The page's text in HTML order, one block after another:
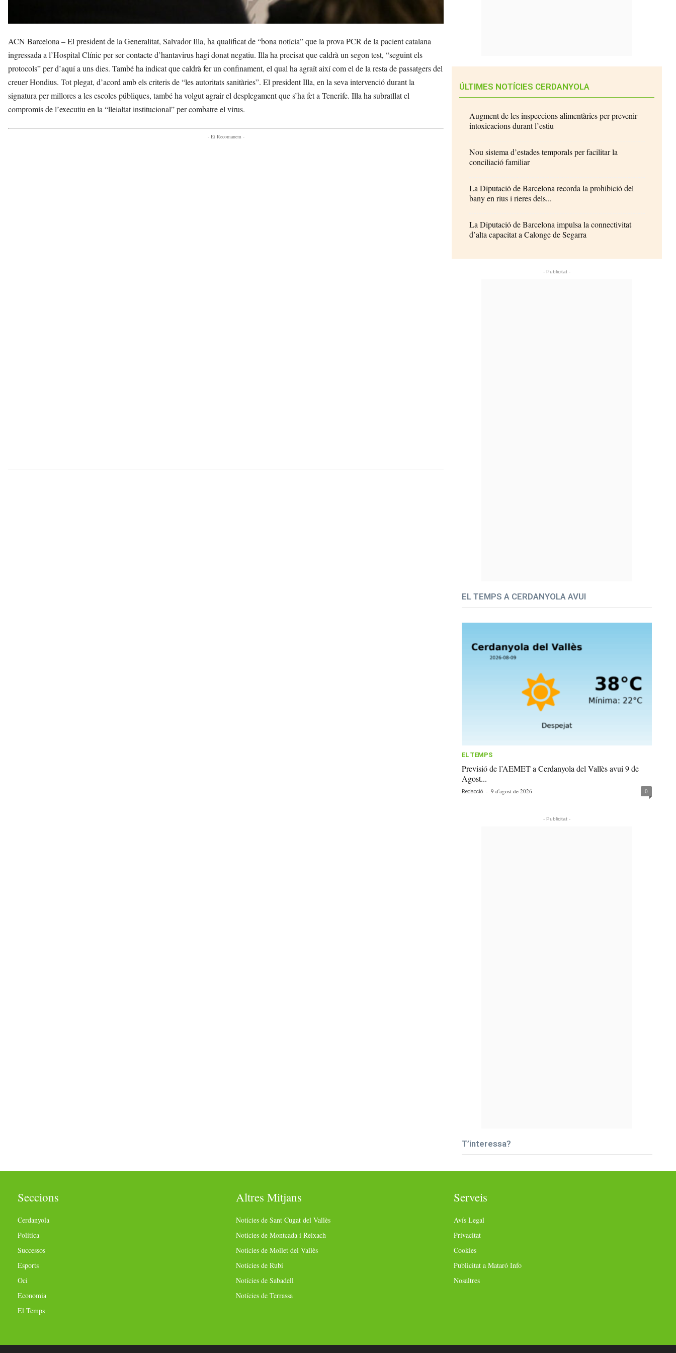
ACN Barcelona – El president de la Generalitat, Salvador Illa, ha qualificat de “bona notícia” que la prova PCR de la pacient catalana
ingressada a l’Hospital Clínic per ser contacte d’hantavirus hagi donat negatiu. Illa ha precisat que caldrà un segon test, “seguint els
protocols” per d’aquí a uns dies. També ha indicat que caldrà fer un confinament, el qual ha agraït així com el de la resta de passatgers del
creuer Hondius. Tot plegat, d’acord amb els criteris de “les autoritats sanitàries”. El president Illa, en la seva intervenció durant la
signatura per millores a les escoles públiques, també ha volgut agrair el desplegament que s’ha fet a Tenerife. Illa ha subratllat el
compromís de l’executiu en la “lleialtat institucional” per combatre el virus.
- Et Recomanem -
ÚLTIMES NOTÍCIES CERDANYOLA
Augment de les inspeccions alimentàries per prevenir
intoxicacions durant l’estiu
Nou sistema d’estades temporals per facilitar la
conciliació familiar
La Diputació de Barcelona recorda la prohibició del
bany en rius i rieres dels...
La Diputació de Barcelona impulsa la connectivitat
d’alta capacitat a Calonge de Segarra
- Publicitat -
EL TEMPS A CERDANYOLA AVUI
EL TEMPS
Previsió de l’AEMET a Cerdanyola del Vallès avui 9 de
Agost...
Redacció - 9 d'agost de 2026 0
- Publicitat -
T’interessa?
Seccions
Cerdanyola
Política
Successos
Esports
Oci
Economia
El Temps
Altres Mitjans
Notícies de Sant Cugat del Vallès
Notícies de Montcada i Reixach
Notícies de Mollet del Vallès
Notícies de Rubí
Notícies de Sabadell
Notícies de Terrassa
Serveis
Avís Legal
Privacitat
Cookies
Publicitat a Mataró Info
Nosaltres